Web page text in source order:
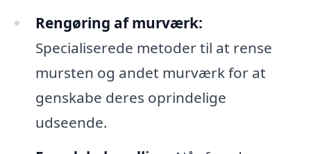
Rengøring af murværk:
Specialiserede metoder til at rense
mursten og andet murværk for at
genskabe deres oprindelige
udseende.